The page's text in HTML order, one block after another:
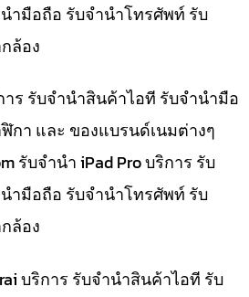
ำมือถือ รับจำนำโทรศัพท์ รับ
ล้อง
าร รับจำนำสินค้าไอที รับจำนำมือ
กา และ ของแบรนด์เนมต่างๆ
รับจำนำ iPad Pro บริการ รับ
ำมือถือ รับจำนำโทรศัพท์ รับ
ล้อง
บริการ รับจำนำสินค้าไอที รับ